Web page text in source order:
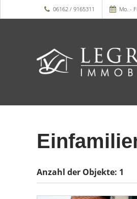
06162 / 9165311 Mo. -
Anzahl der Objekte: 1